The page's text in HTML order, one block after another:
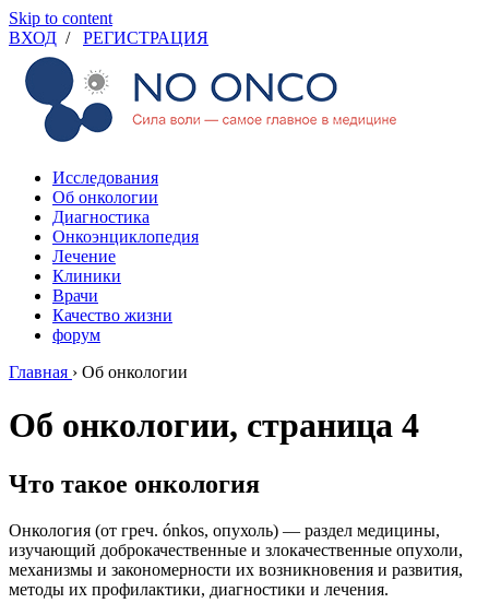
Skip to content
ВХОД / РЕГИСТРАЦИЯ
Исследования
Об онкологии
Диагностика
Онкоэнциклопедия
Лечение
Клиники
Врачи
Качество жизни
форум
Главная › Об онкологии
Об онкологии, страница 4
Что такое онкология
Онкология (от греч. ónkos, опухоль) — раздел медицины,
изучающий доброкачественные и злокачественные опухоли,
механизмы и закономерности их возникновения и развития,
методы их профилактики, диагностики и лечения.